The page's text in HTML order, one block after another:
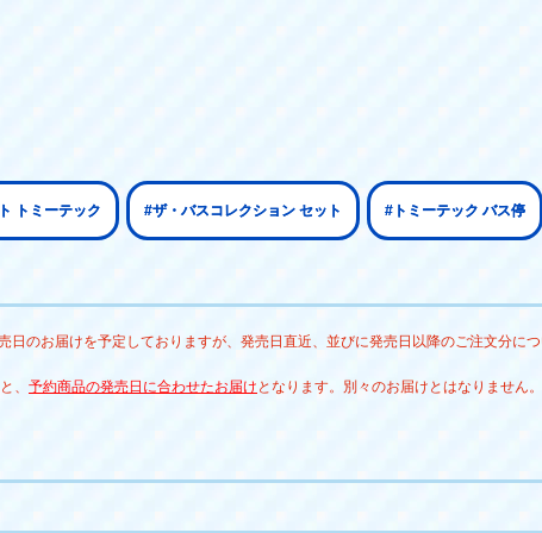
トミーテック #ザ・バスコレクション セット #トミーテック バス停
日のお届けを予定しておりますが、発売日直近、並びに発売日以降のご注文分に
、 予約商品の発売日に合わせたお届け となります。別々のお届けとはなりません。